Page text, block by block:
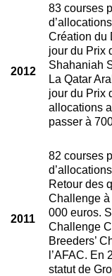
2012
83 courses
Création du
jour du Prix
Shahaniah
La Qatar
jour du Prix
allocations
passer à
2011
82 courses
Retour des
Challenge
000 euros.
Challenge
Breeders’
l’AFAC. En
statut de